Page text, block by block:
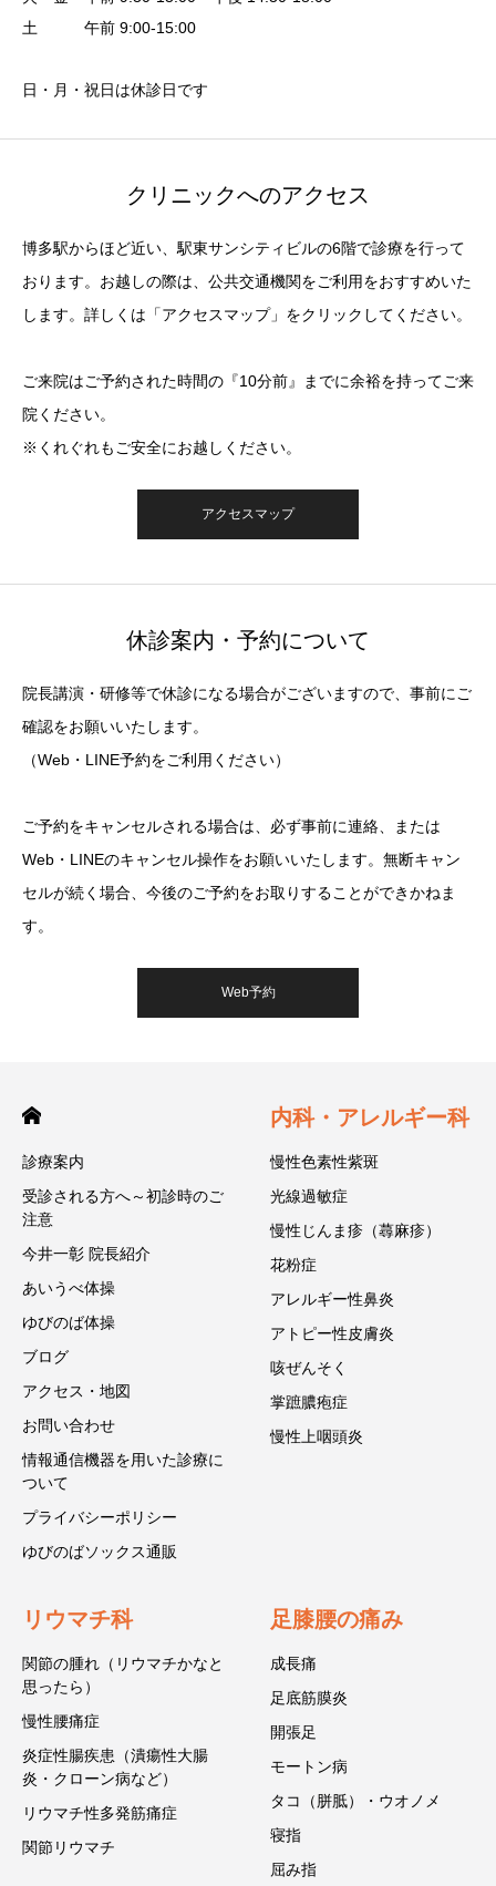
土 午前 9:00-15:00
日・月・祝日は休診日です
クリニックへのアクセス
博多駅からほど近い、駅東サンシティビルの6階で診療を行って
おります。お越しの際は、公共交通機関をご利用をおすすめいた
します。詳しくは「アクセスマップ」をクリックしてください。
ご来院はご予約された時間の『10分前』までに余裕を持ってご来
院ください。
※くれぐれもご安全にお越しください。
アクセスマップ
休診案内・予約について
院長講演・研修等で休診になる場合がございますので、事前にご
確認をお願いいたします。
（Web・LINE予約をご利用ください）
ご予約をキャンセルされる場合は、必ず事前に連絡、または
Web・LINEのキャンセル操作をお願いいたします。無断キャン
セルが続く場合、今後のご予約をお取りすることができかねま
す。
Web予約
診療案内
受診される方へ～初診時のご
注意
今井一彰 院長紹介
あいうべ体操
ゆびのば体操
ブログ
アクセス・地図
お問い合わせ
情報通信機器を用いた診療に
ついて
プライバシーポリシー
ゆびのばソックス通販
内科・アレルギー科
慢性色素性紫斑
光線過敏症
慢性じんま疹（蕁麻疹）
花粉症
アレルギー性鼻炎
アトピー性皮膚炎
咳ぜんそく
掌蹠膿疱症
慢性上咽頭炎
リウマチ科
関節の腫れ（リウマチかなと
思ったら）
慢性腰痛症
炎症性腸疾患（潰瘍性大腸
炎・クローン病など）
リウマチ性多発筋痛症
関節リウマチ
足膝腰の痛み
成長痛
足底筋膜炎
開張足
モートン病
タコ（胼胝）・ウオノメ
寝指
屈み指